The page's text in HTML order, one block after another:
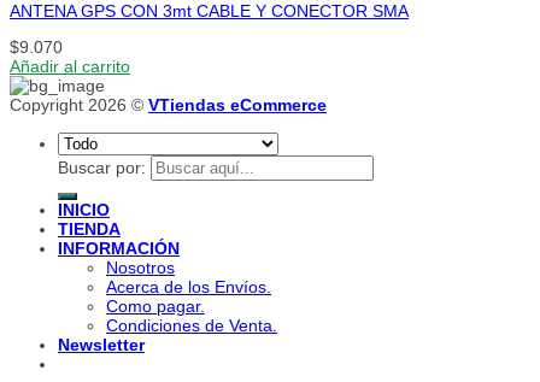
ANTENA GPS CON 3mt CABLE Y CONECTOR SMA
$9.070
Añadir al carrito
Copyright 2026 © VTiendas eCommerce
Buscar por:
INICIO
TIENDA
INFORMACIÓN
Nosotros
Acerca de los Envíos.
Como pagar.
Condiciones de Venta.
Newsletter